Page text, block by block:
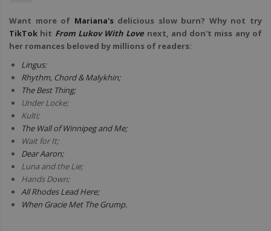
Want more of Mariana's delicious slow burn? Why not try
TikTok hit From Lukov With Love next, and don't miss any of
her romances beloved by millions of readers:
Lingus;
Rhythm, Chord & Malykhin;
The Best Thing;
Under Locke;
Kulti;
The Wall of Winnipeg and Me;
Wait for It;
Dear Aaron;
Luna and the Lie;
Hands Down;
All Rhodes Lead Here;
When Gracie Met The Grump.